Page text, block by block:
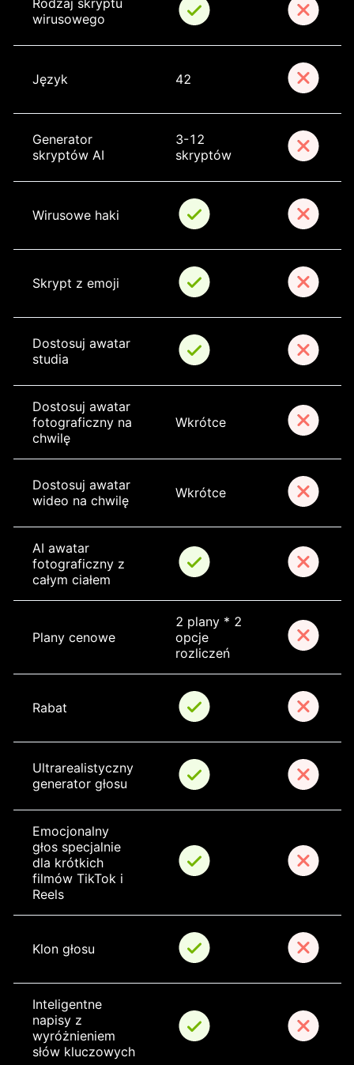
Rodzaj skryptu
wirusowego
Język 42
Generator
skryptów AI
3-12
skryptów
Wirusowe haki
Skrypt z emoji
Dostosuj awatar
studia
Dostosuj awatar
fotograficzny na
chwilę
Wkrótce
Dostosuj awatar
wideo na chwilę
Wkrótce
AI awatar
fotograficzny z
całym ciałem
Plany cenowe
2 plany * 2
opcje
rozliczeń
Rabat
Ultrarealistyczny
generator głosu
Emocjonalny
głos specjalnie
dla krótkich
filmów TikTok i
Reels
Klon głosu
Inteligentne
napisy z
wyróżnieniem
słów kluczowych